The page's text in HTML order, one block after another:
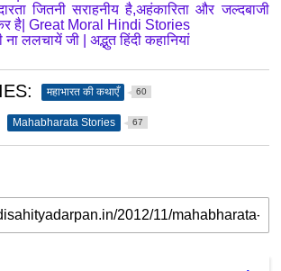
जितनी सराहनीय है,अहंकारिता और जल्दबाजी
है| Great Moral Hindi Stories
ललचायें जी | अद्भुत हिंदी कहानियां
महाभारत की कथाएँ 60
Mahabharata Stories 67